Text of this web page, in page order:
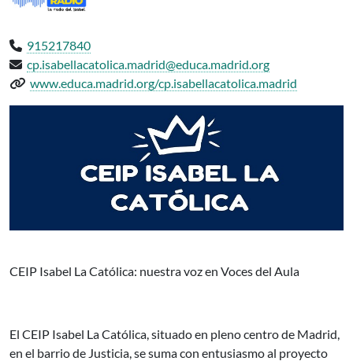
Teléfono:
915217840
Email:cp.isabellacatolica.madrid@educa.madrid.org
Web del centro:
www.educa.madrid.org/cp.isabellacatolica.madrid
CEIP Isabel La Católica: nuestra voz en Voces del Aula
El CEIP Isabel La Católica, situado en pleno centro de Madrid,
en el barrio de Justicia, se suma con entusiasmo al proyecto